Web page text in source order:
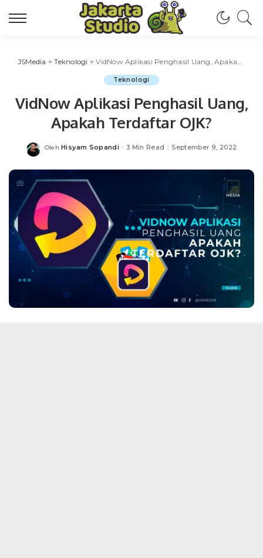
JSMedia >Teknologi >VidNow Aplikasi Penghasil Uang, Apakah Terdaftar OJK?
Teknologi
VidNow Aplikasi Penghasil Uang,
Apakah Terdaftar OJK?
Posted
Oleh Hisyam Sopandi 3 Min Read September 9, 2022